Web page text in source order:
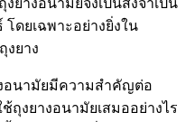
ยางอนามัยจึงเป็นสิ่งจำเป็น
ดยเฉพาะอย่างยิ่งใน
ยาง
อนามัยมีความสำคัญต่อ
งยางอนามัยเสมออย่างไร